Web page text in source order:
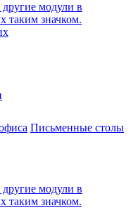
модули в
таким значком.
Письменные столы
модули в
таким значком.